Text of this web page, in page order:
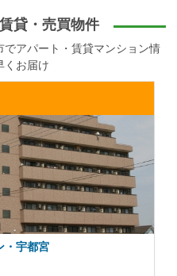
貸・売買物件
アパート・賃貸マンション情
くお届け
・宇都宮